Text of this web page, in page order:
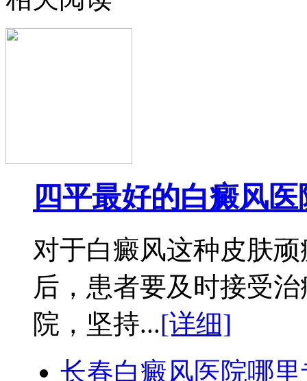
四平最好的白癜风医
对于白癜风这种皮肤
后，患者要及时接受
院，坚持...[详细]
长春白癜风医院哪